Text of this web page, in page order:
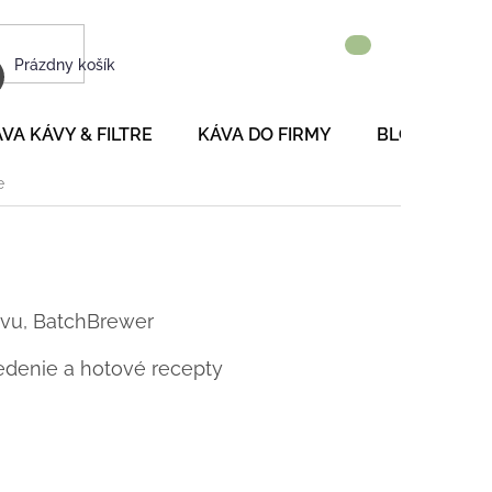
NÁKUPNÝ
KOŠÍK
Prázdny košík
KÁVY & FILTRE KÁVA DO FIRMY BLOG
BatchBrewer
a hotové recepty